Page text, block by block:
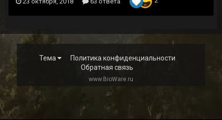
Тема
Политика конфиденциальности
Обратная связь
www.BioWare.ru